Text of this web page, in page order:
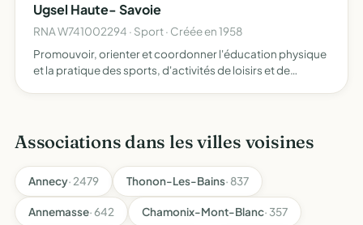
Ugsel Haute- Savoie
RNA W741002294 · Sport · Créée en 1958
Promouvoir, orienter et coordonner l'éducation physique
et la pratique des sports, d'activités de loisirs et de
Associations dans les villes voisines
Annecy· 2479 Thonon-Les-Bains· 837
Annemasse· 642 Chamonix-Mont-Blanc· 357